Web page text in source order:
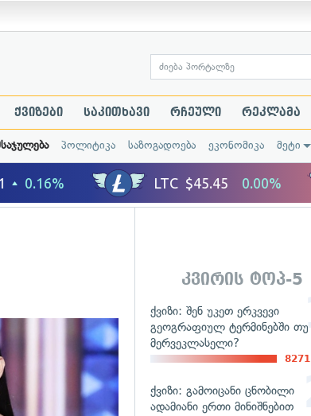
ქვიზები საკითხავი რჩეული რეკლამა
პოლიტიკა საზოგადოება ეკონომიკა მეტი
კვირის ტოპ-5
ქვიზი: შენ უკეთ ერკვევი
გეოგრაფიულ ტერმინებში თუ
მერვეკლასელი?
8271
ქვიზი: გამოიცანი ცნობილი
ადამიანი ერთი მინიშნებით